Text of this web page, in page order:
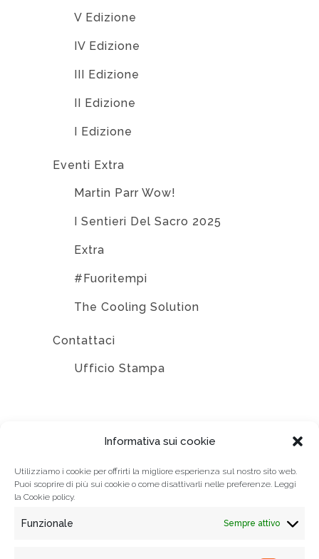
Informativa sui cookie
Utilizziamo i cookie per offrirti la migliore esperienza sul nostro sito web.
Puoi scoprire di più sui cookie o come disattivarli nelle preferenze. Leggi
la Cookie policy.
Funzionale Sempre attivo
V Edizione
IV Edizione
III Edizione
II Edizione
I Edizione
Eventi Extra
Martin Parr Wow!
I Sentieri Del Sacro 2025
Extra
#Fuoritempi
The Cooling Solution
Contattaci
Ufficio Stampa